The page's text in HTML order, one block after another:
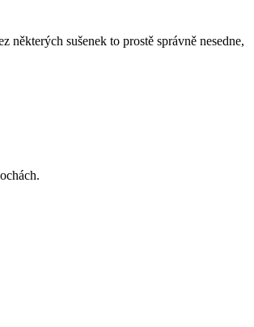
sušenek to prostě správně nesedne,